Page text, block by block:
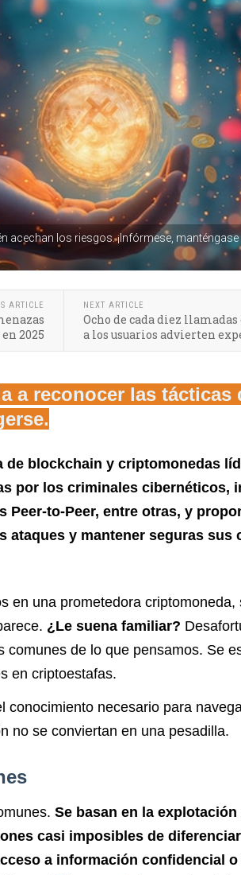
acechan los riesgos. ¡Infórmese, manténgase
ARTICLE
2025
NEXT ARTICLE
Ocho de cada diez
a los usuarios advierten
a reconocer las tácticas
blockchain y criptomonedas
por los criminales cibernéticos,
Peer-to-Peer, entre otras, y
ataques y mantener seguras sus
en una prometedora
¿Le suena familiar?
de lo que pensamos. Se
en criptoestafas.
conocimiento necesario para
no se conviertan en una pesadilla.
Se basan en la
casi imposibles de
a información confidencial o